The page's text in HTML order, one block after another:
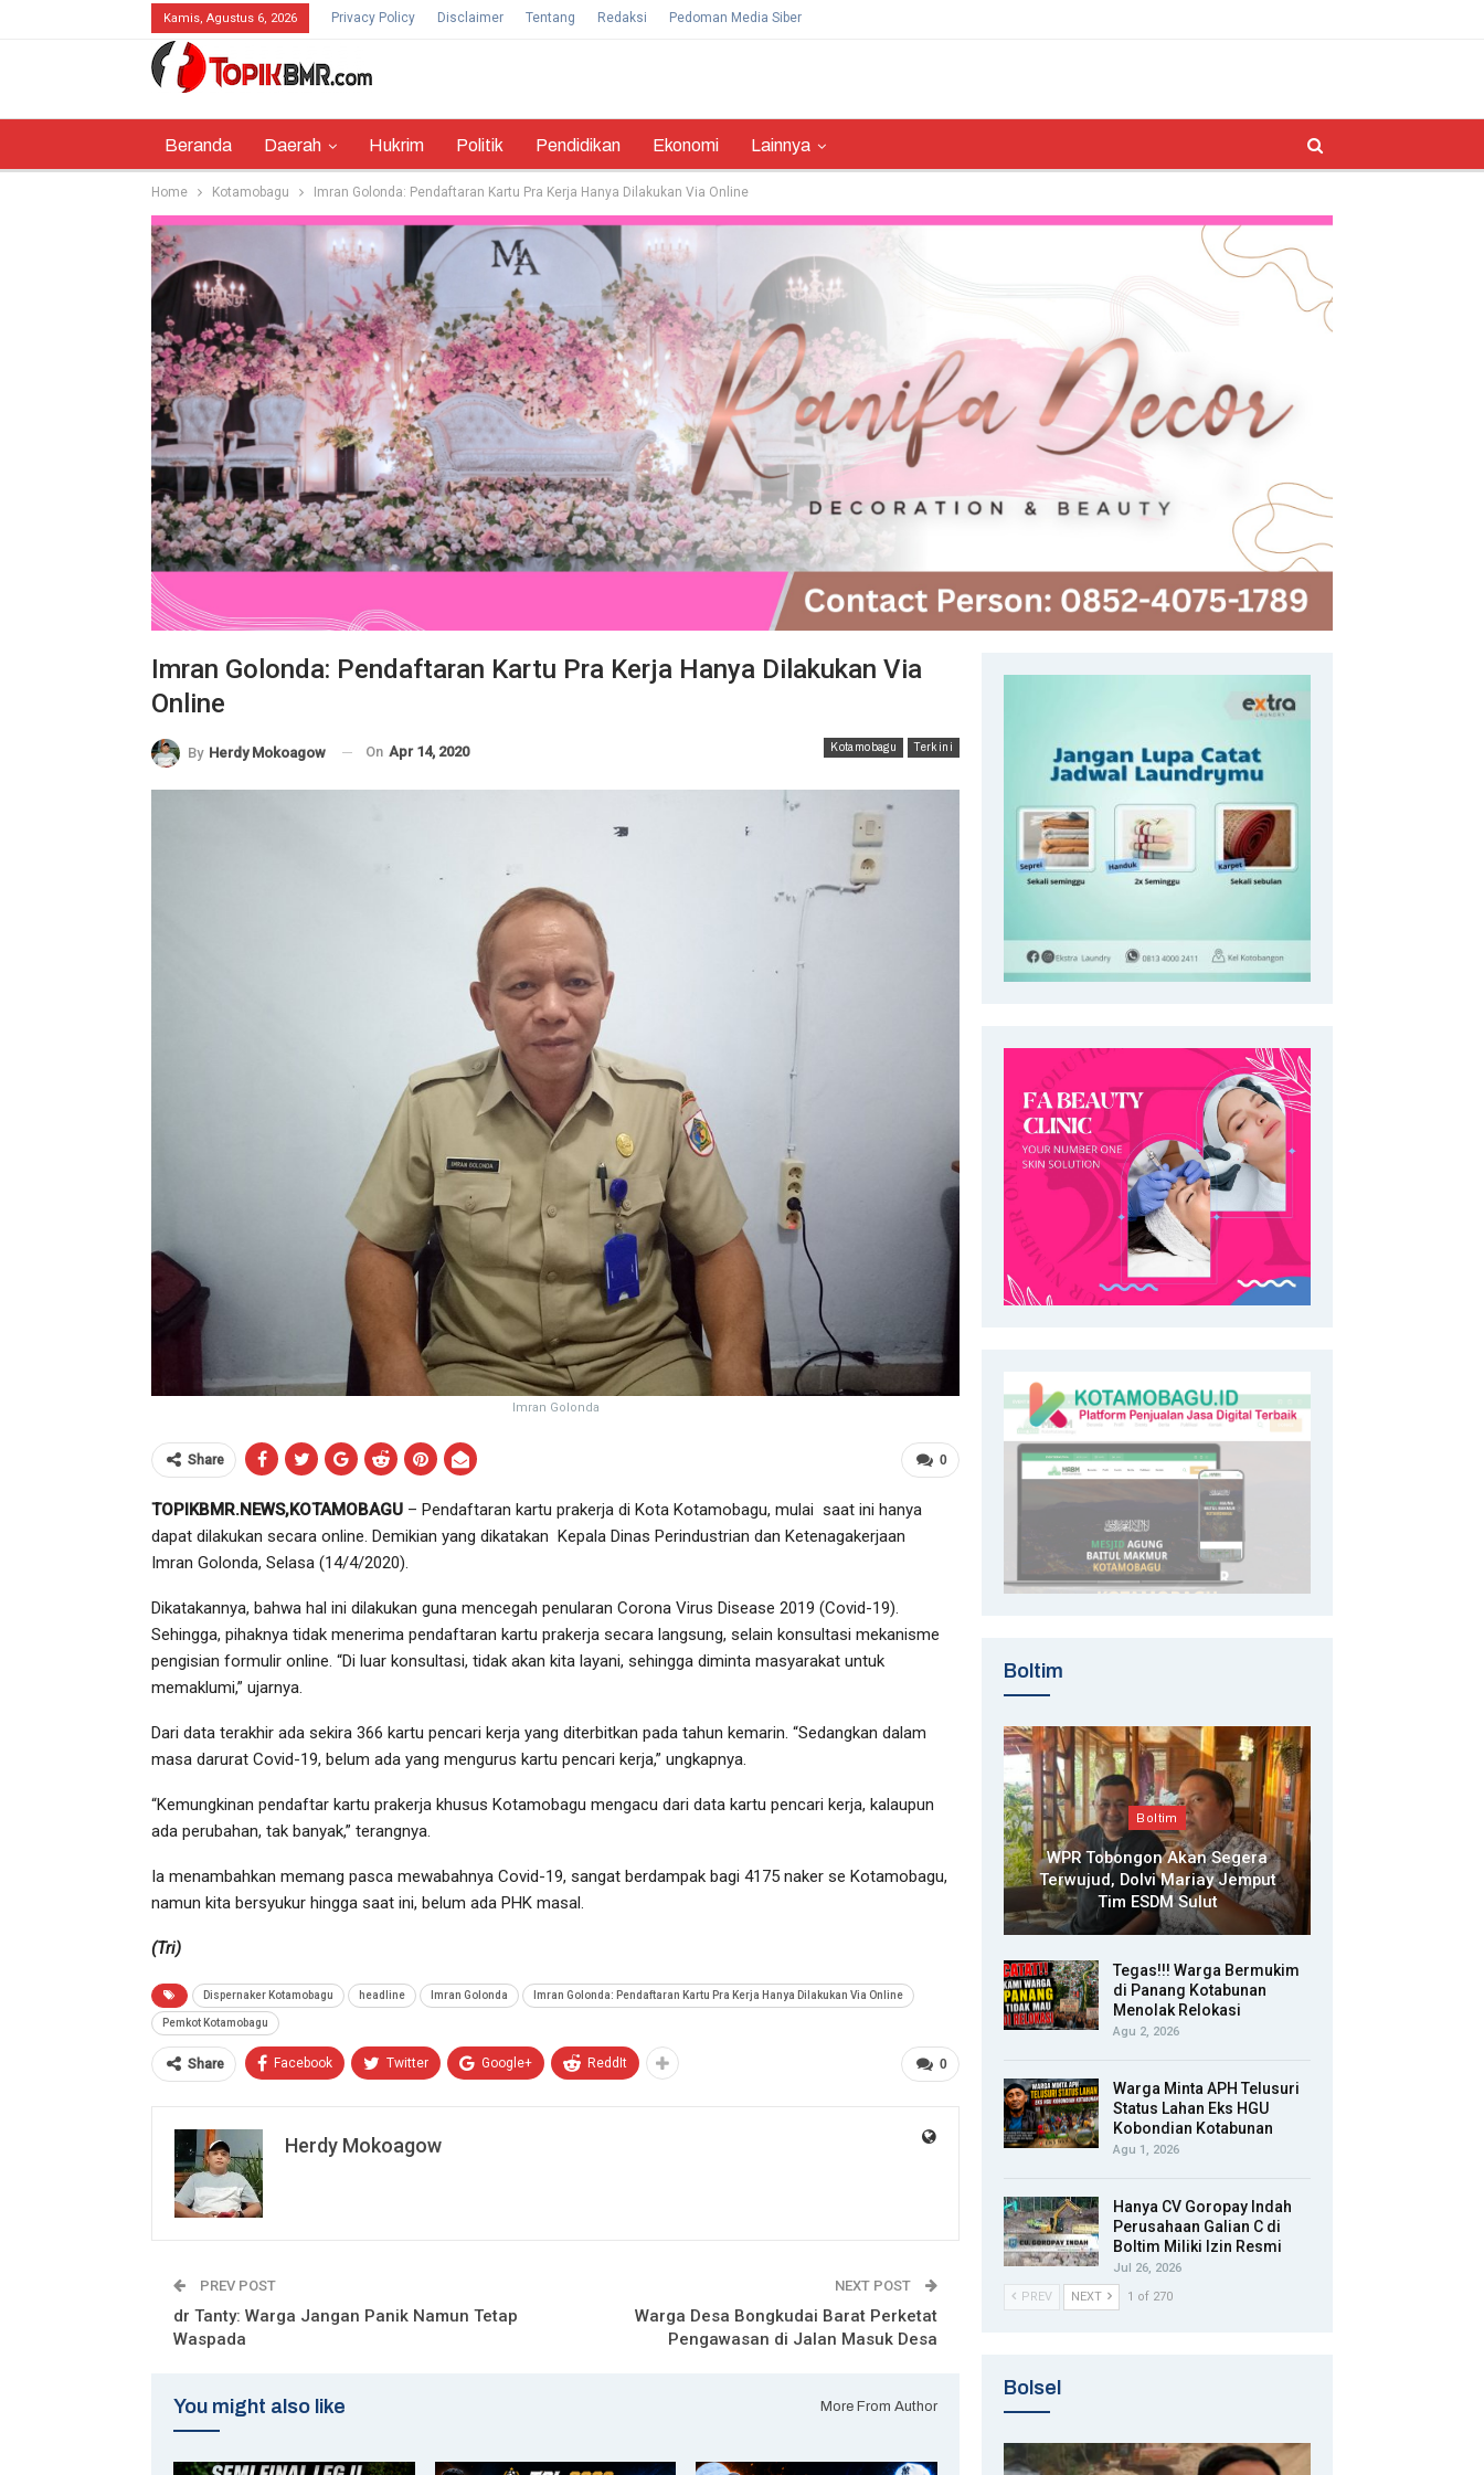
Kamis, Agustus 6, 2026 Privacy Policy Disclaimer Tentang Redaksi Pedoman Media Siber
Beranda Daerah Hukrim Politik Pendidikan Ekonomi Lainnya
Home Kotamobagu Imran Golonda: Pendaftaran Kartu Pra Kerja Hanya Dilakukan Via Online
Imran Golonda: Pendaftaran Kartu Pra Kerja Hanya Dilakukan Via
Online
Kotamobagu Terkini
By Herdy Mokoagow On Apr 14, 2020
Imran Golonda
0
Share
TOPIKBMR.NEWS,KOTAMOBAGU – Pendaftaran kartu prakerja di Kota Kotamobagu, mulai saat ini hanya
dapat dilakukan secara online. Demikian yang dikatakan Kepala Dinas Perindustrian dan Ketenagakerjaan
Imran Golonda, Selasa (14/4/2020).
Dikatakannya, bahwa hal ini dilakukan guna mencegah penularan Corona Virus Disease 2019 (Covid-19).
Sehingga, pihaknya tidak menerima pendaftaran kartu prakerja secara langsung, selain konsultasi mekanisme
pengisian formulir online. “Di luar konsultasi, tidak akan kita layani, sehingga diminta masyarakat untuk
memaklumi,” ujarnya.
Dari data terakhir ada sekira 366 kartu pencari kerja yang diterbitkan pada tahun kemarin. “Sedangkan dalam
masa darurat Covid-19, belum ada yang mengurus kartu pencari kerja,” ungkapnya.
“Kemungkinan pendaftar kartu prakerja khusus Kotamobagu mengacu dari data kartu pencari kerja, kalaupun
ada perubahan, tak banyak,” terangnya.
Ia menambahkan memang pasca mewabahnya Covid-19, sangat berdampak bagi 4175 naker se Kotamobagu,
namun kita bersyukur hingga saat ini, belum ada PHK masal.
(Tri)
Dispernaker Kotamobagu headline Imran Golonda Imran Golonda: Pendaftaran Kartu Pra Kerja Hanya Dilakukan Via Online
Pemkot Kotamobagu
0
Share Facebook Twitter Google+ ReddIt
Herdy Mokoagow
PREV POST
dr Tanty: Warga Jangan Panik Namun Tetap
Waspada
NEXT POST
Warga Desa Bongkudai Barat Perketat
Pengawasan di Jalan Masuk Desa
You might also like More From Author
Boltim
Boltim
WPR Tobongon Akan Segera
Terwujud, Dolvi Mariay Jemput
Tim ESDM Sulut
Tegas!!! Warga Bermukim
di Panang Kotabunan
Menolak Relokasi
Agu 2, 2026
Warga Minta APH Telusuri
Status Lahan Eks HGU
Kobondian Kotabunan
Agu 1, 2026
Hanya CV Goropay Indah
Perusahaan Galian C di
Boltim Miliki Izin Resmi
Jul 26, 2026
PREV
NEXT 1 of 270
Bolsel